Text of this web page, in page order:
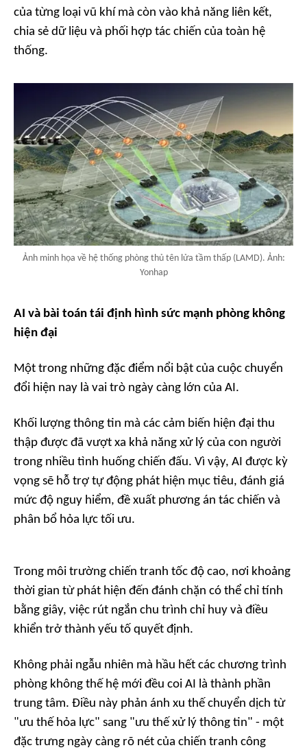
của từng loại vũ khí mà còn vào khả năng liên kết,
chia sẻ dữ liệu và phối hợp tác chiến của toàn hệ
thống.
Ảnh minh họa về hệ thống phòng thủ tên lửa tầm thấp (LAMD). Ảnh:
Yonhap
AI và bài toán tái định hình sức mạnh phòng không
hiện đại
Một trong những đặc điểm nổi bật của cuộc chuyển
đổi hiện nay là vai trò ngày càng lớn của AI.
Khối lượng thông tin mà các cảm biến hiện đại thu
thập được đã vượt xa khả năng xử lý của con người
trong nhiều tình huống chiến đấu. Vì vậy, AI được kỳ
vọng sẽ hỗ trợ tự động phát hiện mục tiêu, đánh giá
mức độ nguy hiểm, đề xuất phương án tác chiến và
phân bổ hỏa lực tối ưu.
Trong môi trường chiến tranh tốc độ cao, nơi khoảng
thời gian từ phát hiện đến đánh chặn có thể chỉ tính
bằng giây, việc rút ngắn chu trình chỉ huy và điều
khiển trở thành yếu tố quyết định.
Không phải ngẫu nhiên mà hầu hết các chương trình
phòng không thế hệ mới đều coi AI là thành phần
trung tâm. Điều này phản ánh xu thế chuyển dịch từ
"ưu thế hỏa lực" sang "ưu thế xử lý thông tin" - một
đặc trưng ngày càng rõ nét của chiến tranh công